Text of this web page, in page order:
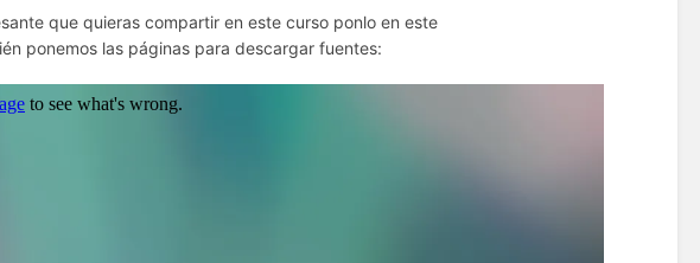
que quieras compartir en este curso ponlo en este
ponemos las páginas para descargar fuentes: